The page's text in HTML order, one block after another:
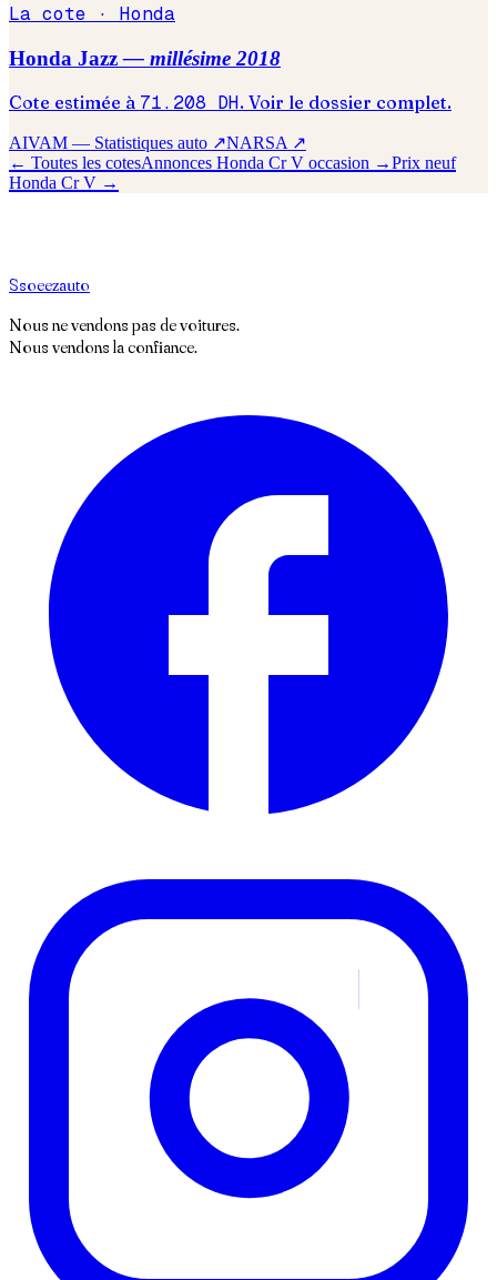
La cote · Honda
Honda Jazz — millésime 2018
Cote estimée à 71.208 DH. Voir le dossier complet.
AIVAM — Statistiques auto ↗NARSA ↗
← Toutes les cotesAnnonces Honda Cr V occasion →Prix neuf
Honda Cr V →
Ssoeezauto
Nous ne vendons pas de voitures.
Nous vendons la confiance.